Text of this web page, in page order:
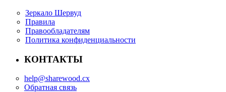
Зеркало Шервуд
Правила
Правообладателям
Политика конфиденциальности
КОНТАКТЫ
help@sharewood.cx
Обратная связь